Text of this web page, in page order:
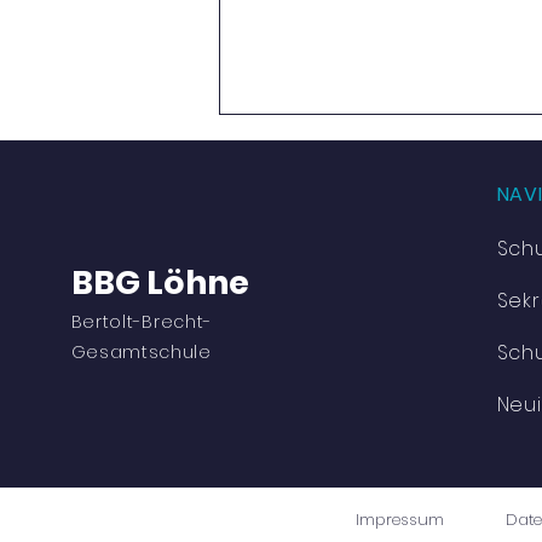
Viel Bewegung und jede
BBG Löhne
Bertolt-Brecht-
Gesamtschule
Impressum